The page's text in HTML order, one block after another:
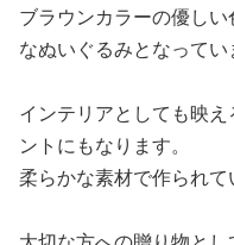
ブラウンカラーの優し
なぬいぐるみとなってい
インテリアとしても映
ントにもなります。
柔らかな素材で作られて